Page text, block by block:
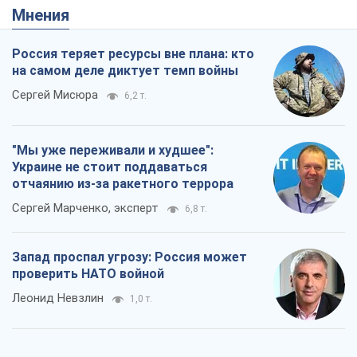
Мнения
Россия теряет ресурсы вне плана: кто
на самом деле диктует темп войны
Сергей Мисюра 6,2 т.
"Мы уже переживали и худшее":
Украине не стоит поддаваться
отчаянию из-за ракетного террора
Сергей Марченко, эксперт 6,8 т.
Запад проспал угрозу: Россия может
проверить НАТО войной
Леонид Невзлин 1,0 т.